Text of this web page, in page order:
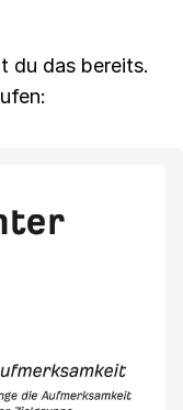
du das bereits.